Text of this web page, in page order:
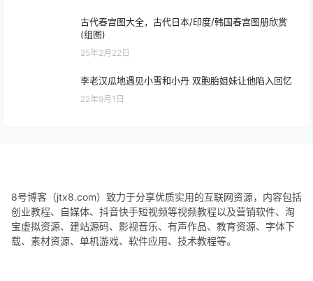
古代春宫图大全，古代日本/印度/韩国春宫图册欣赏
(组图)
25年2月22日
李老汉瓜地遇见小雪和小丹 双胞胎姐妹让他陷入回忆
22年9月1日
8号博客（jtx8.com）致力于分享优质实用的互联网资源，内容包括
创业教程、自媒体、抖音快手短视频等视频教程以及营销软件、淘
宝虚拟资源、建站源码、影视音乐、有声作品、教育资源、字体下
载、素材资源、单机游戏、软件应用、技术教程等。